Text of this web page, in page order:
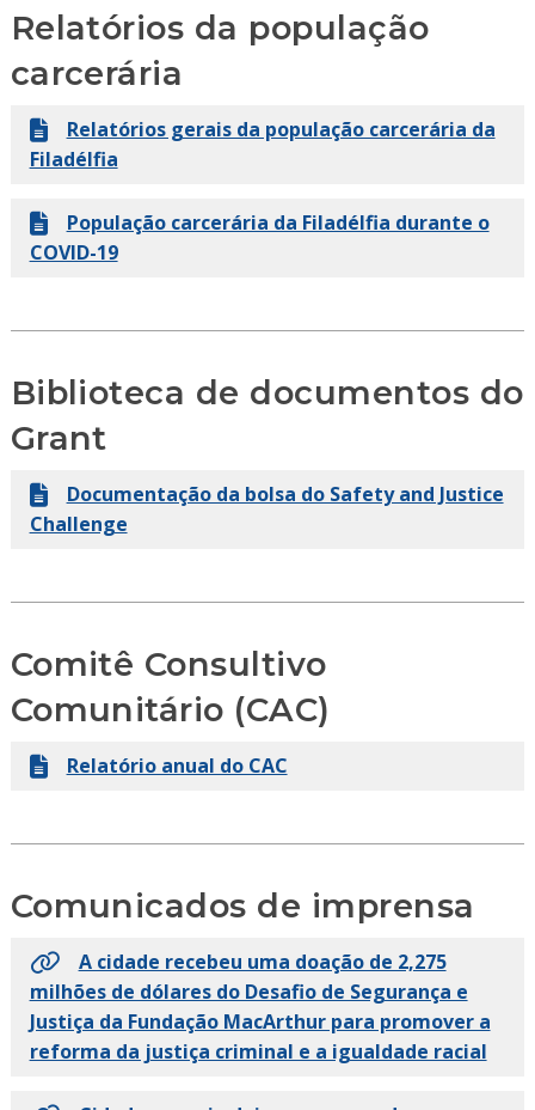
Relatórios da população
carcerária
Relatórios gerais da população carcerária da
Filadélfia
População carcerária da Filadélfia durante o
COVID-19
Biblioteca de documentos do
Grant
Documentação da bolsa do Safety and Justice
Challenge
Comitê Consultivo
Comunitário (CAC)
Relatório anual do CAC
Comunicados de imprensa
A cidade recebeu uma doação de 2,275
milhões de dólares do Desafio de Segurança e
Justiça da Fundação MacArthur para promover a
reforma da justiça criminal e a igualdade racial